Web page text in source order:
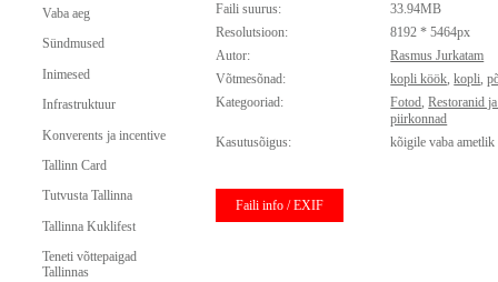
Vaba aeg
Sündmused
Inimesed
Infrastruktuur
Konverents ja incentive
Tallinn Card
Tutvusta Tallinna
Tallinna Kuklifest
Teneti võttepaigad
Tallinnas
Faili suurus:
33.94MB
Resolutsioon:
8192 * 5464px
Autor:
Rasmus Jurkatam
Võtmesõnad:
kopli köök,kopli,
Kategooriad:
Fotod,Restoranid
piirkonnad
Kasutusõigus:
kõigile vaba
Faili info / EXIF